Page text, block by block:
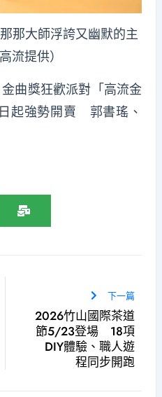
那大師浮誇又幽默的主
流提供）
金曲獎狂歡派對「高流金
起強勢開賣 郭書瑤、
下一篇
2026竹山國際茶道
節5/23登場 18項
DIY體驗、職人遊
程同步開跑